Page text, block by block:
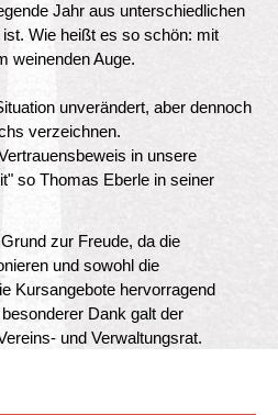
Jahr aus unterschiedlichen
Wie heißt es so schön: mit
weinenden Auge.
unverändert, aber dennoch
verzeichnen.
in unsere
so Thomas Eberle in seiner
zur Freude, da die
und sowohl die
Kursangebote hervorragend
Dank galt der
und Verwaltungsrat.